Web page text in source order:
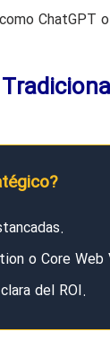
ChatGPT
o Core Web
del ROI.